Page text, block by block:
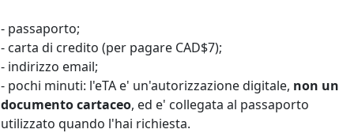
- passaporto;
- carta di credito (per pagare CAD$7);
- indirizzo email;
- pochi minuti: l'eTA e' un'autorizzazione digitale, non un
documento cartaceo, ed e' collegata al passaporto
utilizzato quando l'hai richiesta.